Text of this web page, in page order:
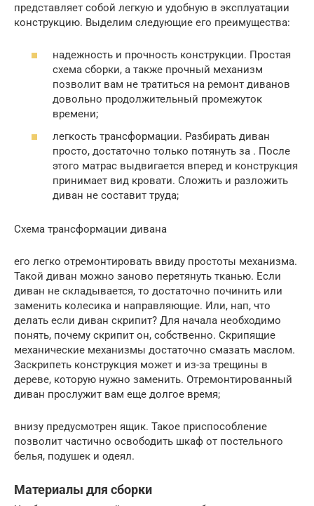
представляет собой легкую и удобную в эксплуатации
конструкцию. Выделим следующие его преимущества:
надежность и прочность конструкции. Простая
схема сборки, а также прочный механизм
позволит вам не тратиться на ремонт диванов
довольно продолжительный промежуток
времени;
легкость трансформации. Разбирать диван
просто, достаточно только потянуть за . После
этого матрас выдвигается вперед и конструкция
принимает вид кровати. Сложить и разложить
диван не составит труда;
Схема трансформации дивана
его легко отремонтировать ввиду простоты механизма.
Такой диван можно заново перетянуть тканью. Если
диван не складывается, то достаточно починить или
заменить колесика и направляющие. Или, нап, что
делать если диван скрипит? Для начала необходимо
понять, почему скрипит он, собственно. Скрипящие
механические механизмы достаточно смазать маслом.
Заскрипеть конструкция может и из-за трещины в
дереве, которую нужно заменить. Отремонтированный
диван прослужит вам еще долгое время;
внизу предусмотрен ящик. Такое приспособление
позволит частично освободить шкаф от постельного
белья, подушек и одеял.
Материалы для сборки